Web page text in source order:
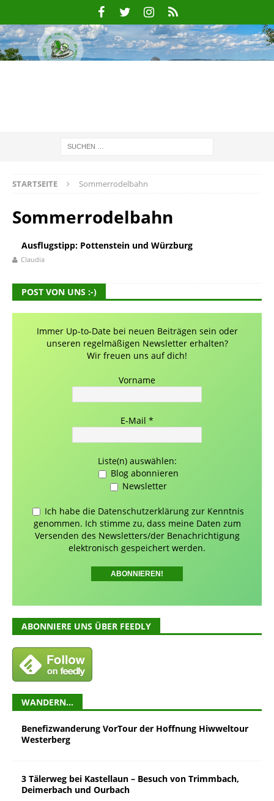
STARTSEITE Sommerrodelbahn
Sommerrodelbahn
Ausflugstipp: Pottenstein und Würzburg
Claudia
POST VON UNS :-)
Immer Up-to-Date bei neuen Beiträgen sein oder
unseren regelmäßigen Newsletter erhalten?
Wir freuen uns auf dich!
Vorname
E-Mail *
Liste(n) auswählen:
Blog abonnieren
Newsletter
Ich habe die Datenschutzerklärung zur Kenntnis
genommen. Ich stimme zu, dass meine Daten zum
Versenden des Newsletters/der Benachrichtigung
elektronisch gespeichert werden.
ABONNIERE UNS ÜBER FEEDLY
WANDERN…
Benefizwanderung VorTour der Hoffnung Hiwweltour
Westerberg
3 Tälerweg bei Kastellaun – Besuch von Trimmbach,
Deimerbach und Ourbach